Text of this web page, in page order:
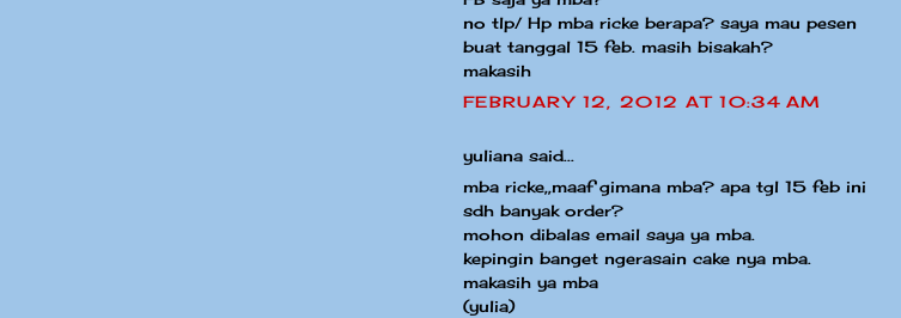
no tlp/ Hp mba ricke berapa? saya mau pesen
buat tanggal 15 feb. masih bisakah?
makasih
FEBRUARY 12, 2012 AT 10:34 AM
yuliana said...
mba ricke,,maaf gimana mba? apa tgl 15 feb ini
sdh banyak order?
mohon dibalas email saya ya mba.
kepingin banget ngerasain cake nya mba.
makasih ya mba
(yulia)